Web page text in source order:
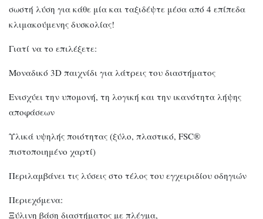
σωστή λύση για κάθε μία και ταξιδέψτε μέσα από 4 επίπεδα
κλιμακούμενης δυσκολίας!
Γιατί να το επιλέξετε:
Μοναδικό 3D παιχνίδι για λάτρεις του διαστήματος
Ενισχύει την υπομονή, τη λογική και την ικανότητα λήψης
αποφάσεων
Υλικά υψηλής ποιότητας (ξύλο, πλαστικό, FSC®
πιστοποιημένο χαρτί)
Περιλαμβάνει τις λύσεις στο τέλος του εγχειριδίου οδηγιών
Περιεχόμενα:
Ξύλινη βάση διαστήματος με πλέγμα,